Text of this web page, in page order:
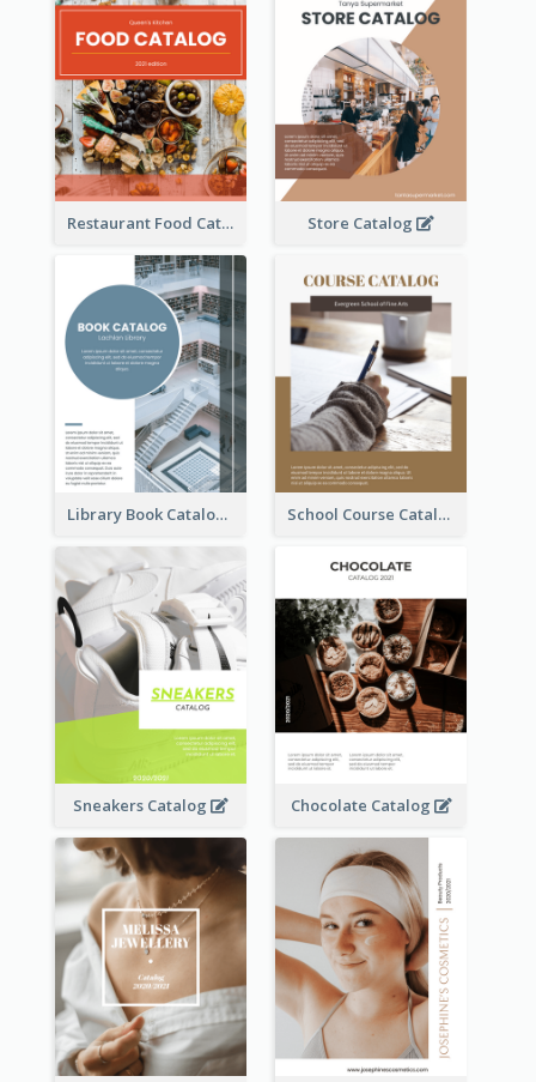
Restaurant Food Catalog Store Catalog
Library Book Catalog School Course Catalog
Sneakers Catalog Chocolate Catalog